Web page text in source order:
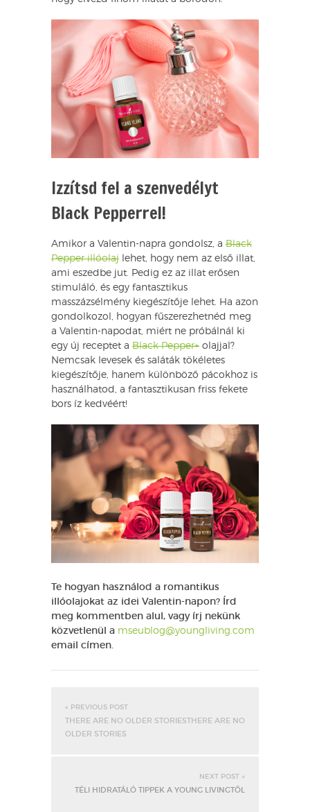
Izzítsd fel a szenvedélyt
Black Pepperrel!
Amikor a Valentin-napra gondolsz, a Black
Pepper illóolaj lehet, hogy nem az első illat,
ami eszedbe jut. Pedig ez az illat erősen
stimuláló, és egy fantasztikus
masszázsélmény kiegészítője lehet. Ha azon
gondolkozol, hogyan fűszerezhetnéd meg
a Valentin-napodat, miért ne próbálnál ki
egy új receptet a Black Pepper+ olajjal?
Nemcsak levesek és saláták tökéletes
kiegészítője, hanem különböző pácokhoz is
használhatod, a fantasztikusan friss fekete
bors íz kedvéért!
Te hogyan használod a romantikus
illóolajokat az idei Valentin-napon? Írd
meg kommentben alul, vagy írj nekünk
közvetlenül a mseublog@youngliving.com
email címen.
« PREVIOUS POST
THERE ARE NO OLDER STORIESTHERE ARE NO
OLDER STORIES
NEXT POST »
TÉLI HIDRATÁLÓ TIPPEK A YOUNG LIVINGTŐL